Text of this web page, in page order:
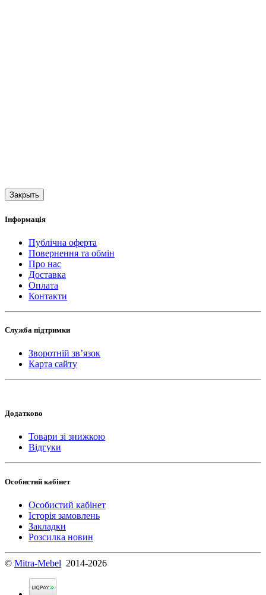
Закрыть
Інформація
Публічна оферта
Повернення та обмін
Про нас
Доставка
Оплата
Контакти
Служба підтримки
Зворотній зв’язок
Карта сайту
Додатково
Товари зі знижкою
Відгуки
Особистий кабінет
Особистий кабінет
Історія замовлень
Закладки
Розсилка новин
© Mitra-Mebel 2014-2026